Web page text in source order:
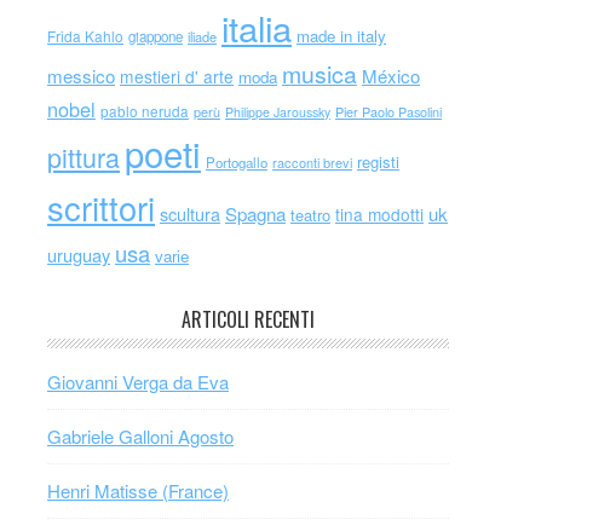
Frida Kahlo giappone iliade italia made in italy
messico mestieri d' arte moda musica México
nobel pablo neruda perù Philippe Jaroussky Pier Paolo Pasolini
pitturapoeti Portogallo racconti brevi registi
scrittori scultura Spagna teatro tina modotti uk
uruguay usa varie
ARTICOLI RECENTI
Giovanni Verga da Eva
Gabriele Galloni Agosto
Henri Matisse (France)